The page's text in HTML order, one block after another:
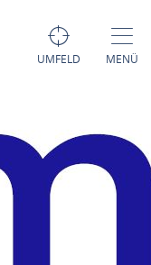
UMFELD MENÜ